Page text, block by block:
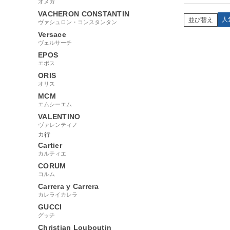
オメガ
VACHERON CONSTANTIN
ヴァシュロン・コンスタンタン
Versace
ヴェルサーチ
EPOS
エポス
ORIS
オリス
MCM
エムシーエム
VALENTINO
ヴァレンティノ
カ行
Cartier
カルティエ
CORUM
コルム
Carrera y Carrera
カレライカレラ
GUCCI
グッチ
Christian Louboutin
並び替え 人